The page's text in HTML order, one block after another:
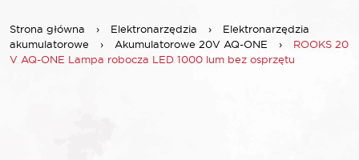
Strona główna › Elektronarzędzia ›
Elektronarzędzia
akumulatorowe
› Akumulatorowe 20V AQ-ONE ›
ROOKS 20
V AQ-ONE Lampa robocza LED 1000 lum bez osprzętu